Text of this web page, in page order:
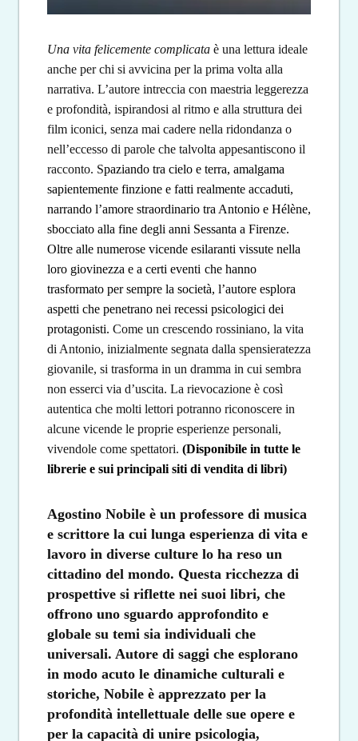
Una vita felicemente complicata è una lettura ideale
anche per chi si avvicina per la prima volta alla
narrativa. L’autore intreccia con maestria leggerezza
e profondità, ispirandosi al ritmo e alla struttura dei
film iconici, senza mai cadere nella ridondanza o
nell’eccesso di parole che talvolta appesantiscono il
racconto. Spaziando tra cielo e terra, amalgama
sapientemente finzione e fatti realmente accaduti,
narrando l’amore straordinario tra Antonio e Hélène,
sbocciato alla fine degli anni Sessanta a Firenze.
Oltre alle numerose vicende esilaranti vissute nella
loro giovinezza e a certi eventi che hanno
trasformato per sempre la società, l’autore esplora
aspetti che penetrano nei recessi psicologici dei
protagonisti. Come un crescendo rossiniano, la vita
di Antonio, inizialmente segnata dalla spensieratezza
giovanile, si trasforma in un dramma in cui sembra
non esserci via d’uscita. La rievocazione è così
autentica che molti lettori potranno riconoscere in
alcune vicende le proprie esperienze personali,
vivendole come spettatori. (Disponibile in tutte le
librerie e sui principali siti di vendita di libri)
Agostino Nobile è un professore di musica
e scrittore la cui lunga esperienza di vita e
lavoro in diverse culture lo ha reso un
cittadino del mondo. Questa ricchezza di
prospettive si riflette nei suoi libri, che
offrono uno sguardo approfondito e
globale su temi sia individuali che
universali. Autore di saggi che esplorano
in modo acuto le dinamiche culturali e
storiche, Nobile è apprezzato per la
profondità intellettuale delle sue opere e
per la capacità di unire psicologia,